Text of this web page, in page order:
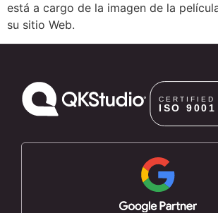
está a cargo de la imagen de la
su sitio Web.